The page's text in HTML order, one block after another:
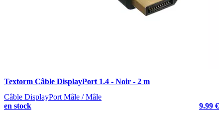
Textorm Câble DisplayPort 1.4 - Noir - 2 m
Câble DisplayPort Mâle / Mâle
en stock
9.99 €